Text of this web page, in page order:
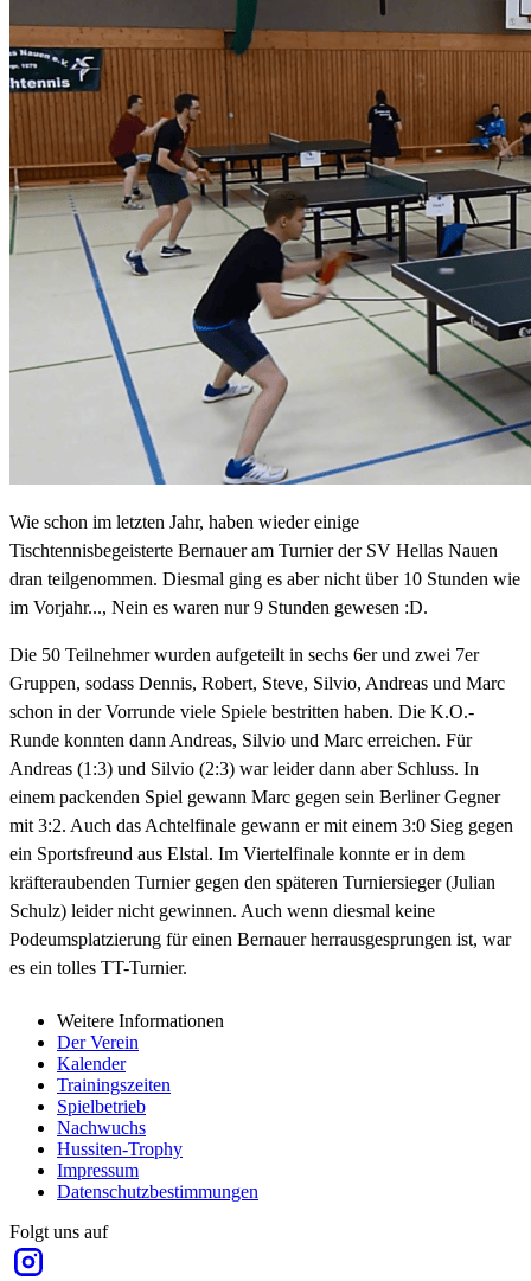
Wie schon im letzten Jahr, haben wieder einige
Tischtennisbegeisterte Bernauer am Turnier der SV Hellas Nauen
dran teilgenommen. Diesmal ging es aber nicht über 10 Stunden wie
im Vorjahr..., Nein es waren nur 9 Stunden gewesen :D.
Die 50 Teilnehmer wurden aufgeteilt in sechs 6er und zwei 7er
Gruppen, sodass Dennis, Robert, Steve, Silvio, Andreas und Marc
schon in der Vorrunde viele Spiele bestritten haben. Die K.O.-
Runde konnten dann Andreas, Silvio und Marc erreichen. Für
Andreas (1:3) und Silvio (2:3) war leider dann aber Schluss. In
einem packenden Spiel gewann Marc gegen sein Berliner Gegner
mit 3:2. Auch das Achtelfinale gewann er mit einem 3:0 Sieg gegen
ein Sportsfreund aus Elstal. Im Viertelfinale konnte er in dem
kräfteraubenden Turnier gegen den späteren Turniersieger (Julian
Schulz) leider nicht gewinnen. Auch wenn diesmal keine
Podeumsplatzierung für einen Bernauer herrausgesprungen ist, war
es ein tolles TT-Turnier.
Weitere Informationen
Der Verein
Kalender
Trainingszeiten
Spielbetrieb
Nachwuchs
Hussiten-Trophy
Impressum
Datenschutzbestimmungen
Folgt uns auf